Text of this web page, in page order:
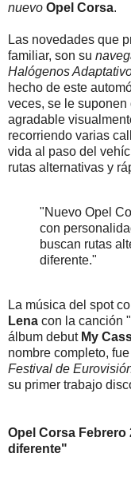
nuevo Opel Corsa.
Las novedades que
familiar, son su
Halógenos
hecho de este
veces, se le
agradable
recorriendo varias
vida al paso del
rutas alternativas y
"Nuevo Opel
con
buscan rutas
diferente."
La música del spot
Lena con la canción "
álbum debut My
nombre completo,
Festival de
su primer trabajo
Opel Corsa Febrero
diferente"